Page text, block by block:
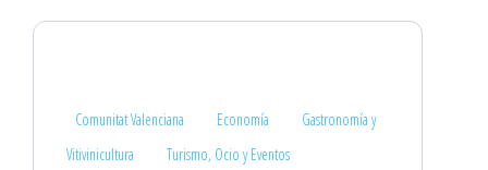
Comunitat Valenciana Economía
Gastronomía y
Vitivinicultura
Turismo, Ocio y Eventos